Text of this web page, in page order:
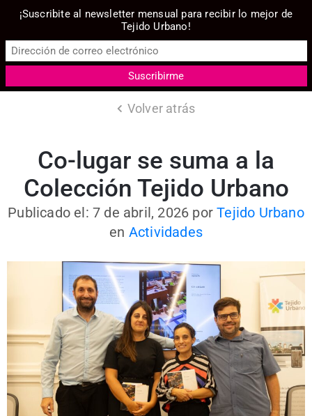
Volver atrás
Co-lugar se suma a la
Colección Tejido Urbano
Publicado el: 7 de abril, 2026 porTejido Urbano
en Actividades
¡Suscribite al newsletter mensual para recibir lo mejor de
Tejido Urbano!